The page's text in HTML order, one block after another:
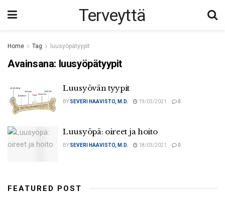
Terveyttä
Home Tag luusyöpätyypit
Avainsana: luusyöpätyypit
Luusyövän tyypit
BY SEVERI HAAVISTO, M.D. 19/03/2021 0
Luusyöpä: oireet ja hoito
BY SEVERI HAAVISTO, M.D. 18/03/2021 0
FEATURED POST